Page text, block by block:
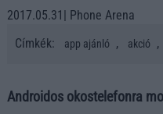
2017.05.31| Phone Arena
Címkék:
app ajánló , akció ,
Androidos okostelefonra